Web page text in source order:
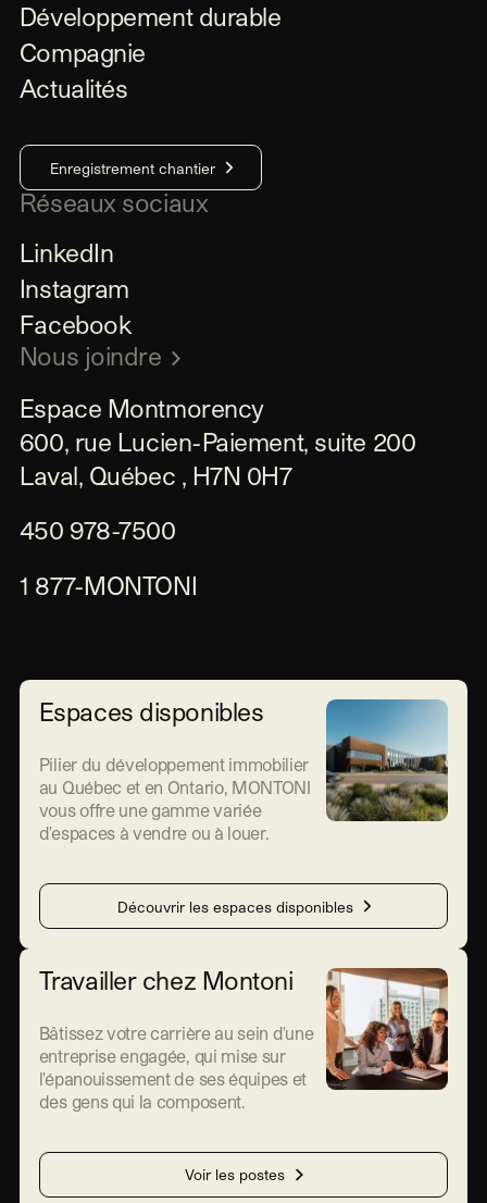
Développement durable
Compagnie
Actualités
Enregistrement chantier
Réseaux sociaux
LinkedIn
Instagram
Facebook
Nous joindre
Espace Montmorency
600, rue Lucien-Paiement, suite 200
Laval, Québec , H7N 0H7
450 978-7500
1 877-MONTONI
Espaces disponibles
Pilier du développement immobilier
au Québec et en Ontario, MONTONI
vous offre une gamme variée
d'espaces à vendre ou à louer.
Découvrir les espaces disponibles
Travailler chez Montoni
Bâtissez votre carrière au sein d'une
entreprise engagée, qui mise sur
l'épanouissement de ses équipes et
des gens qui la composent.
Voir les postes